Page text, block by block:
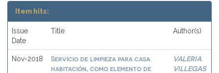
Item hits:
Issue
Date
Title Author(s)
Nov-2018
Servicio de limpieza para casa
habitación, como elemento de
VALERIA
VILLEGAS